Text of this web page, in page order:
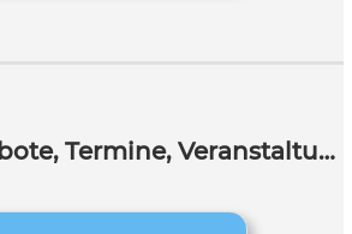
Bildungsangebote, Termine, Veranstaltungen